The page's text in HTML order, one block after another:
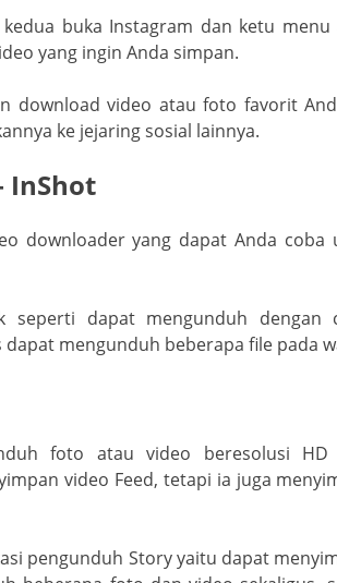
kedua buka Instagram dan ketu
yang ingin Anda simpan.
download video atau foto favorit
ke jejaring sosial lainnya.
InShot
downloader yang dapat Anda coba
dapat mengunduh dengan
dapat mengunduh beberapa file pada
foto atau video beresolusi
video Feed, tetapi ia juga
pengunduh Story yaitu dapat